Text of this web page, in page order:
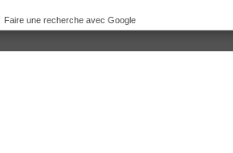
Faire une recherche avec Google